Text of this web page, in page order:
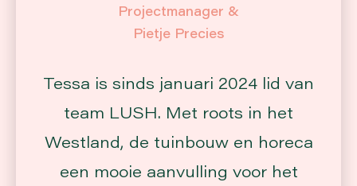
Projectmanager &
Pietje Precies
Tessa is sinds januari 2024 lid van
team LUSH. Met roots in het
Westland, de tuinbouw en horeca
een mooie aanvulling voor het